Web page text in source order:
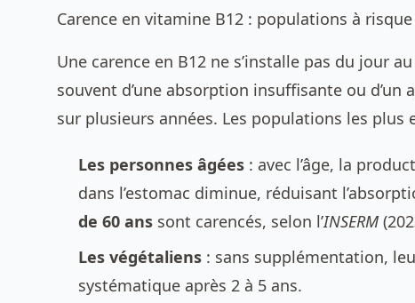
Carence en vitamine B12 : populations à
Une carence en B12 ne s’installe pas du jour
souvent d’une absorption insuffisante ou
sur plusieurs années. Les populations les plus
Les personnes âgées : avec l’âge, la
dans l’estomac diminue, réduisant
de 60 ans sont carencés, selon l’INSERM
Les végétaliens : sans supplémentation,
systématique après 2 à 5 ans.